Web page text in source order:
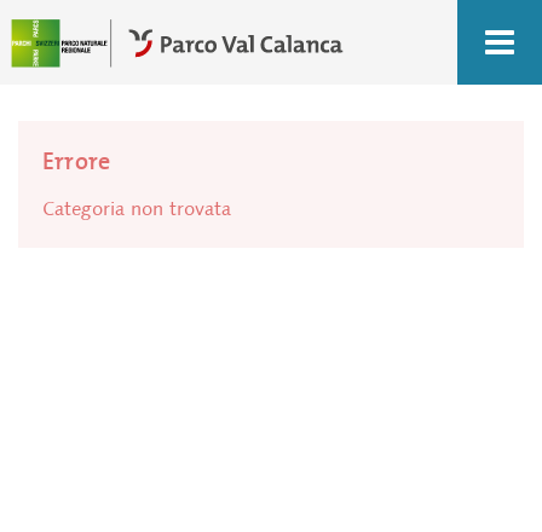
Errore
Categoria non trovata